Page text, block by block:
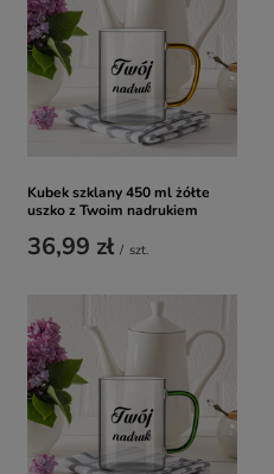
Kubek szklany 450 ml żółte
uszko z Twoim nadrukiem
36,99 zł / szt.